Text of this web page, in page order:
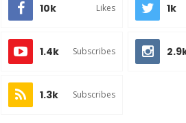
10k Likes 1k
1.4k Subscribes
1.3k Subscribes